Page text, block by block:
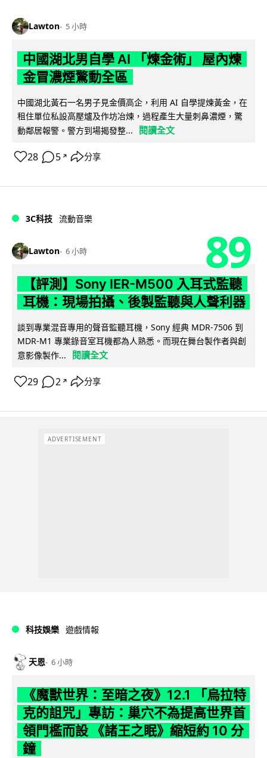
Lawton 5 小時
中國湖北男自學 AI 「煉金術」 屋內煉
金冒濃煙驚動全區
中國湖北黃石一名男子見金價高企，利用 AI 自學提煉黃金，在
租住單位私設高壓爐及作坊冶煉，過程產生大量刺鼻濃煙，驚
動鄰居報警。警方到場揭發整...
閱讀全文
28 5 ↗ 分享
3C科技 流動音樂
Lawton 6 小時 89
【評測】Sony IER-M500 入耳式監聽
耳機：現場拍攝、後製監聽與人聲利器
談到專業混音專用的聲音監聽耳機，Sony 經典 MDR-7506 到
MDR-M1 專業錄音室耳機都為人熟悉。而現在舞台製作者與創
意影像製作...
閱讀全文
29 2 ↗ 分享
ADVERTISEMENT
科技娛樂 遊戲情報
天恩 6 小時
《魔獸世界：至暗之夜》12.1 「烏拉特
克的詛咒」專訪：巢穴不為提高世界首
領門檻而設 《諸王之眠》縮短約 10 分
鐘